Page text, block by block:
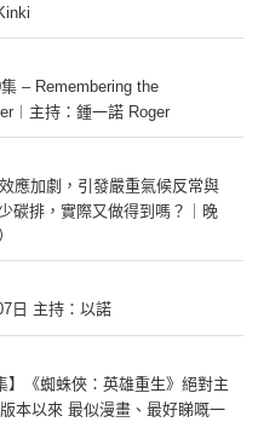
– Remembering the
主持：鍾一諾 Roger
應加劇，引發嚴重氣候反常與
碳排，實際又做得到嗎？｜晚
日 主持：以諾
】《蜘蛛俠：英雄重生》絕對主
本以來 最似漫畫、最好睇嘅一